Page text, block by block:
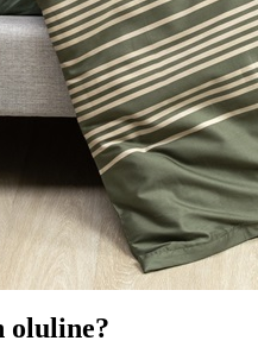
oluline?